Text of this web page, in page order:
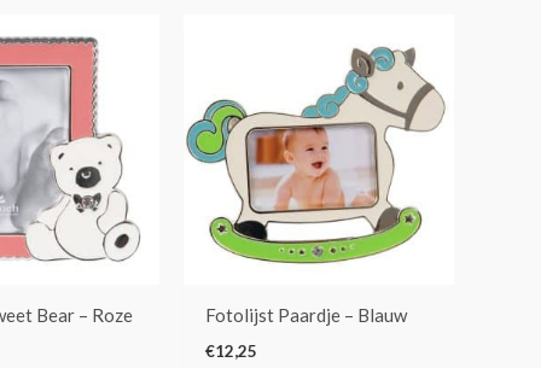
Bear – Roze Fotolijst Paardje – Blauw
€12,25